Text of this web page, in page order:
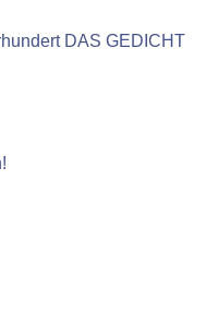
DAS GEDICHT